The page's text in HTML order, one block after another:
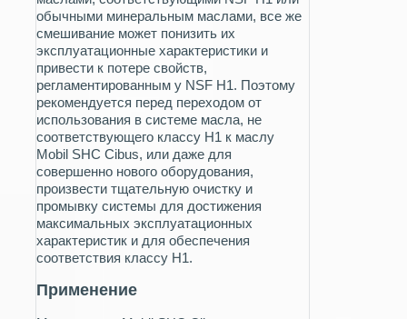
обычными минеральным маслами, все же
смешивание может понизить их
эксплуатационные характеристики и
привести к потере свойств,
регламентированным у NSF H1. Поэтому
рекомендуется перед переходом от
использования в системе масла, не
соответствующего классу H1 к маслу
Mobil SHC Cibus, или даже для
совершенно нового оборудования,
произвести тщательную очистку и
промывку системы для достижения
максимальных эксплуатационных
характеристик и для обеспечения
соответствия классу H1.
Применение